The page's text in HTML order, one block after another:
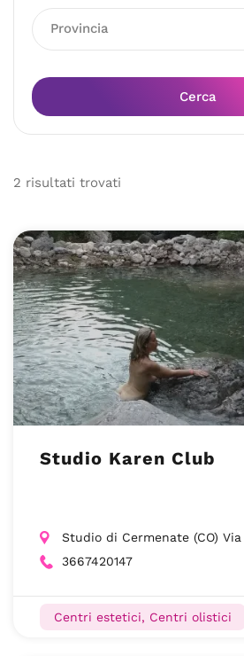
Provincia
Cerca
2 risultati trovati
Studio Karen Club
Studio di Cermenate (CO)
3667420147
Centri estetici, Centri olistici